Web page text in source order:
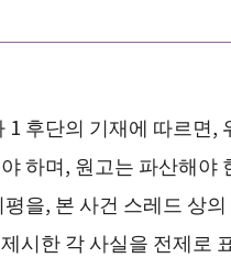
1 후단의 기재에 따르면,
하며, 원고는 파산해야
을, 본 사건 스레드 상
시한 각 사실을 전제로